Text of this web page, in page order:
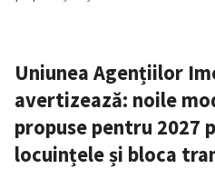
Uniunea Agențiilor
avertizează: noile
propuse pentru 2027
locuințele și bloca